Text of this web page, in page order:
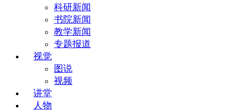
科研新闻
书院新闻
教学新闻
专题报道
视觉
图说
视频
讲堂
人物